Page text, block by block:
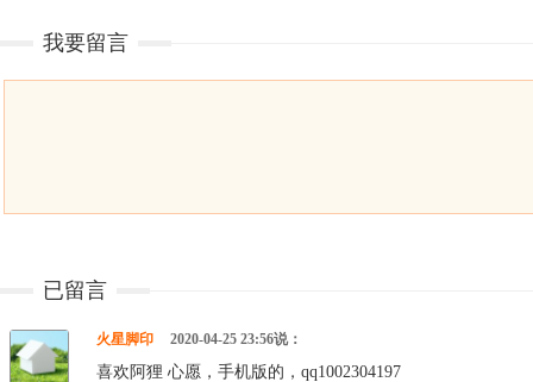
我要留言
已留言
火星脚印 2020-04-25 23:56说：
喜欢阿狸 心愿，手机版的，qq1002304197